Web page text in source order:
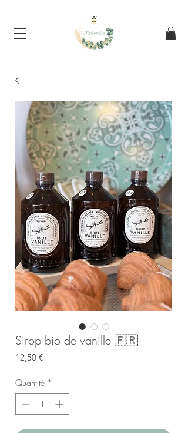
Sirop bio de vanille 🇫🇷
12,50 €Prix
Quantité *